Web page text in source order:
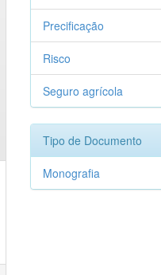
Precificação
Risco
Seguro agrícola
Tipo de Documento
Monografia